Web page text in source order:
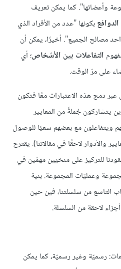
وأعضائها". كما يمكن تعريف
الدوافعبكونها "عدد من الأفراد الذي
مصالح الجميع". أخيرًا، يمكن أن
التفاعلات بين الأشخاص؛ أي
على مرّ الوقت.
عبر دمج هذه الاعتبارات معًا فتكون
يتشاركون جُملةً من المعايير
ويتفاعلون مع بعضهم سعيًا للوصول
والأدوار لاحقًا في مقالاتنا). يقترح
للتركيز على منحَيَين مهمّين في
وعمليّات المجموعة. بنية
التاسع من سلسلتنا، فين حين
لاحقة من السلسلة.
رسميّة وغير رسميّة، كما يمكن